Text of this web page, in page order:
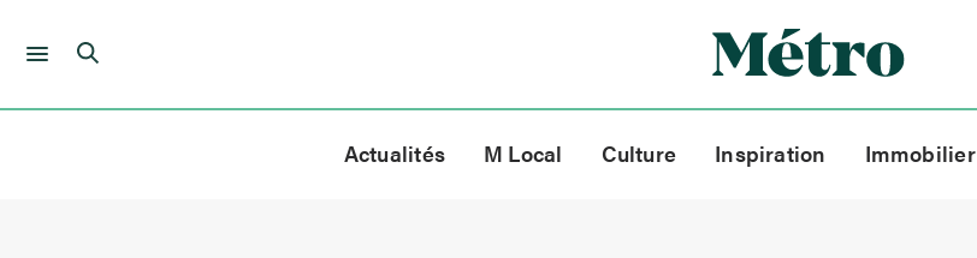
Skip
Actualités M Local Culture Inspiration Immobilier